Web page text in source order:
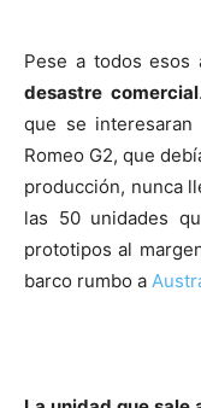
Pese a todos esos
desastre comercial
que se
Romeo G2, que
producción, nunca
las 50 unidades
prototipos al
barco rumbo a